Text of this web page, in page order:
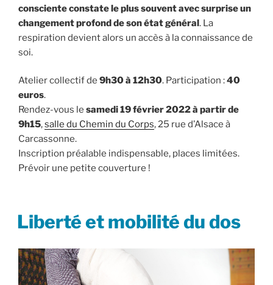
consciente constate le plus souvent avec surprise un
changement profond de son état général. La
respiration devient alors un accès à la connaissance de
soi.
Atelier collectif de 9h30 à 12h30. Participation :40
euros.
Rendez-vous le samedi 19 février 2022 à partir de
9h15,salle du Chemin du Corps, 25 rue d’Alsace à
Carcassonne.
Inscription préalable indispensable, places limitées.
Prévoir une petite couverture !
Liberté et mobilité du dos